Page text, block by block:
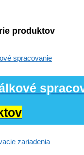
produktov